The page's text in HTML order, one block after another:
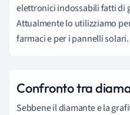
elettronici indossabili fatti di
Attualmente lo utilizziamo
farmaci e per i pannelli solari.
Confronto tra
Sebbene il diamante e la